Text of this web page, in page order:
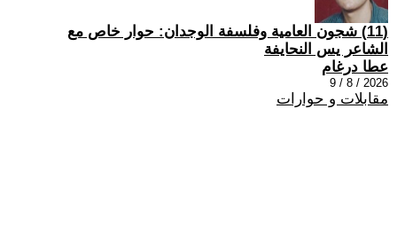
(11) شجون العامية وفلسفة الوجدان: حوار خاص مع
الشاعر يس النحايفة
عطا درغام
2026 / 8 / 9
مقابلات و حوارات